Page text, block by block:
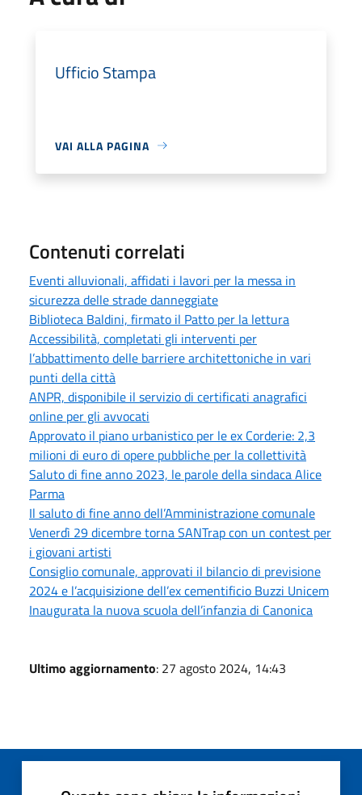
Ufficio Stampa
VAI ALLA PAGINA
Contenuti correlati
Eventi alluvionali, affidati i lavori per la messa in
sicurezza delle strade danneggiate
Biblioteca Baldini, firmato il Patto per la lettura
Accessibilità, completati gli interventi per
l’abbattimento delle barriere architettoniche in vari
punti della città
ANPR, disponibile il servizio di certificati anagrafici
online per gli avvocati
Approvato il piano urbanistico per le ex Corderie: 2,3
milioni di euro di opere pubbliche per la collettività
Saluto di fine anno 2023, le parole della sindaca Alice
Parma
Il saluto di fine anno dell’Amministrazione comunale
Venerdì 29 dicembre torna SANTrap con un contest per
i giovani artisti
Consiglio comunale, approvati il bilancio di previsione
2024 e l’acquisizione dell’ex cementificio Buzzi Unicem
Inaugurata la nuova scuola dell’infanzia di Canonica
Ultimo aggiornamento: 27 agosto 2024, 14:43